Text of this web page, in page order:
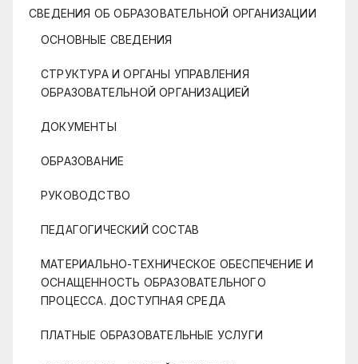
СВЕДЕНИЯ ОБ ОБРАЗОВАТЕЛЬНОЙ ОРГАНИЗАЦИИ
ОСНОВНЫЕ СВЕДЕНИЯ
СТРУКТУРА И ОРГАНЫ УПРАВЛЕНИЯ
ОБРАЗОВАТЕЛЬНОЙ ОРГАНИЗАЦИЕЙ
ДОКУМЕНТЫ
ОБРАЗОВАНИЕ
РУКОВОДСТВО
ПЕДАГОГИЧЕСКИЙ СОСТАВ
МАТЕРИАЛЬНО-ТЕХНИЧЕСКОЕ ОБЕСПЕЧЕНИЕ И
ОСНАЩЕННОСТЬ ОБРАЗОВАТЕЛЬНОГО
ПРОЦЕССА. ДОСТУПНАЯ СРЕДА
ПЛАТНЫЕ ОБРАЗОВАТЕЛЬНЫЕ УСЛУГИ